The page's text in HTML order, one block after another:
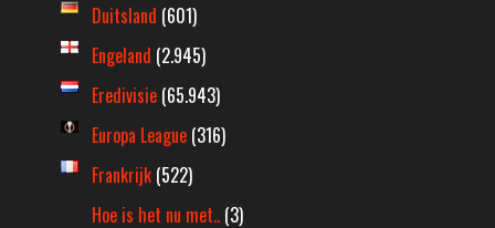
Duitsland (601)
Engeland (2.945)
Eredivisie (65.943)
Europa League (316)
Frankrijk (522)
Hoe is het nu met.. (3)